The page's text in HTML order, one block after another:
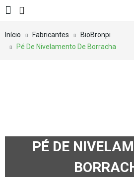
Início Fabricantes
BioBronpi
Pé De Nivelamento De Borracha
PÉ DE